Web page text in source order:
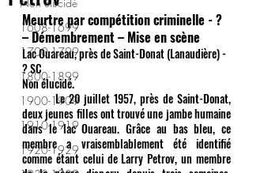
1608-1699
1700-1799
1800-1899
1900-1909
1910-1919
1920-1929
Meurtre par compétition criminelle - ?
– Démembrement – Mise en scène
Lac Ouareau, près de Saint-Donat (Lanaudière) -
? SC
Non élucidé.
	Le 20 juillet 1957, près de Saint-Donat,
deux jeunes filles ont trouvé une jambe humaine
dans le lac Ouareau. Grâce au bas bleu, ce
membre a vraisemblablement été identifié
comme étant celui de Larry Petrov, un membre